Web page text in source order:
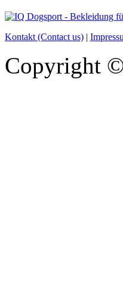
Kontakt (Contact us) |
Copyright